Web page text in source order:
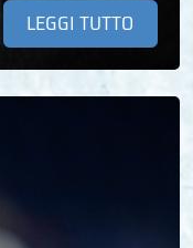
LEGGI TUTTO